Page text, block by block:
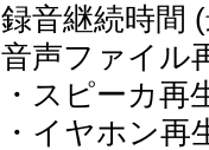
録音継続時間
音声ファイル
・スピーカ再
・イヤホン再